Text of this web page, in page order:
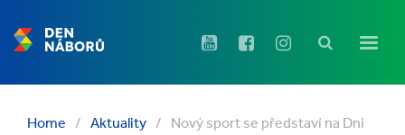
Home / Aktuality / Nový sport se představí na Dni